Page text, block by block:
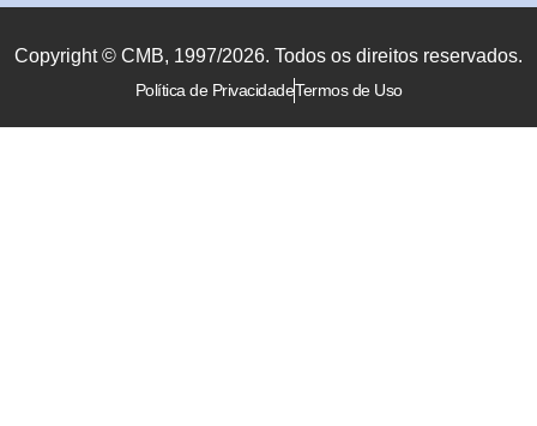
Copyright © CMB, 1997/2026. Todos os direitos reservados.
Política de PrivacidadeTermos de Uso